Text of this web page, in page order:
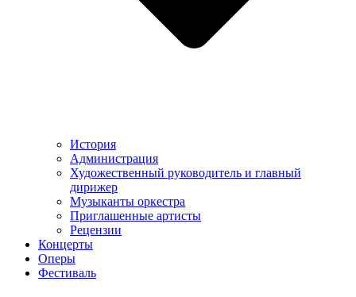
История
Администрация
Художественный руководитель и главный
дирижер
Музыканты оркестра
Приглашенные артисты
Рецензии
Концерты
Оперы
Фестиваль